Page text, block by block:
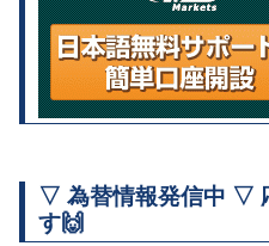
▽ 為替情報発信中 ▽
す🙌